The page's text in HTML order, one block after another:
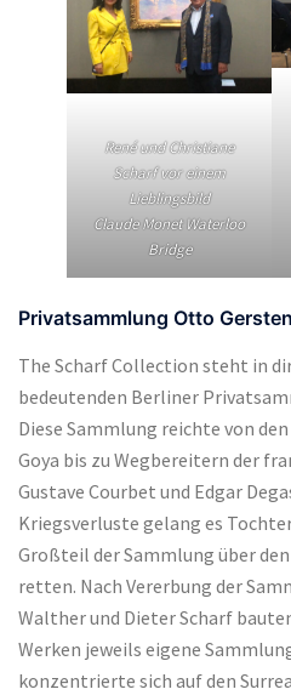
René und Christiane
Scharf vor einem
Lieblingsbild
Claude Monet Waterloo
Bridge
Privatsammlung Otto
The Scharf Collection steht in
bedeutenden Berliner
Diese Sammlung reichte von
Goya bis zu Wegbereitern der
Gustave Courbet und Edgar
Kriegsverluste gelang es
Großteil der Sammlung über
retten. Nach Vererbung der
Walther und Dieter Scharf
Werken jeweils eigene
konzentrierte sich auf den